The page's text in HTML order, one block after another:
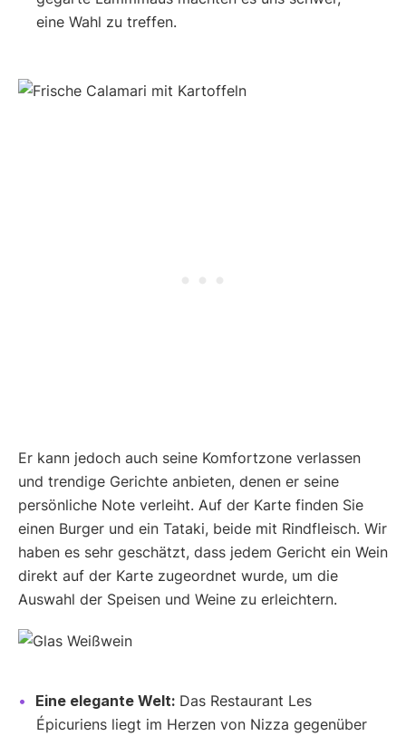
eine Wahl zu treffen.
Er kann jedoch auch seine Komfortzone verlassen
und trendige Gerichte anbieten, denen er seine
persönliche Note verleiht. Auf der Karte finden Sie
einen Burger und ein Tataki, beide mit Rindfleisch. Wir
haben es sehr geschätzt, dass jedem Gericht ein Wein
direkt auf der Karte zugeordnet wurde, um die
Auswahl der Speisen und Weine zu erleichtern.
Eine elegante Welt: Das Restaurant Les
Épicuriens liegt im Herzen von Nizza gegenüber